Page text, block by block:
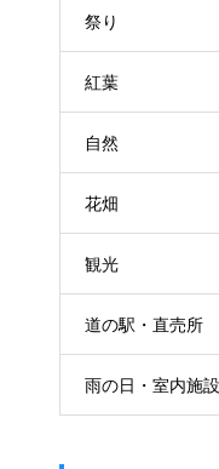
祭り
紅葉
自然
花畑
観光
道の駅・直売所
雨の日・室内施設